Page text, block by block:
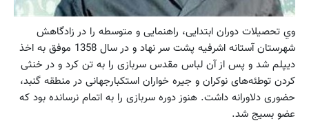
وي تحصیلات دوران ابتدایی، راهنمایی و متوسطه را در زادگاهش
شهرستان آستانه اشرفیه پشت سر نهاد و در سال 1358 موفق به اخذ
دیپلم شد و پس از آن لباس مقدس سربازی را به تن کرد و در خنثی
کردن توطئه‌های نوکران و جیره خواران استکبارجهانی در منطقه گنبد،
حضوری دلاورانه داشت. هنوز دوره سربازی را به اتمام نرسانده بود که
عضو بسیج شد.